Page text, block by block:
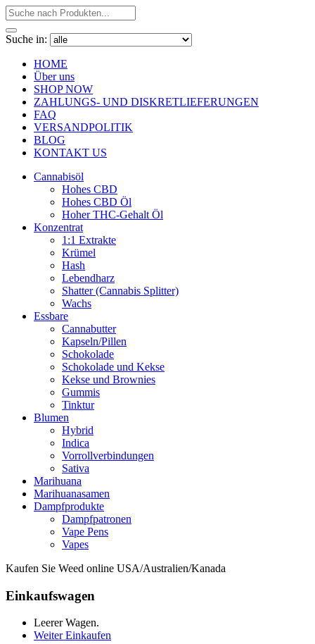
Suche in:
HOME
Über uns
SHOP NOW
ZAHLUNGS- UND DISKRETLIEFERUNGEN
FAQ
VERSANDPOLITIK
BLOG
KONTAKT US
Cannabisöl
Hohes CBD
Hohes CBD Öl
Hoher THC-Gehalt Öl
Konzentrat
1:1 Extrakte
Krümel
Hash
Lebendharz
Shatter (Cannabis Splitter)
Wachs
Essbare
Cannabutter
Kapseln/Pillen
Schokolade
Schokolade und Kekse
Kekse und Brownies
Gummis
Tinktur
Blumen
Hybrid
Indica
Vorrollverbindungen
Sativa
Marihuana
Marihuanasamen
Dampfprodukte
Dampfpatronen
Vape Pens
Vapes
Kaufen Sie Weed online USA/Australien/Kanada
Einkaufswagen
Leerer Wagen.
Weiter Einkaufen